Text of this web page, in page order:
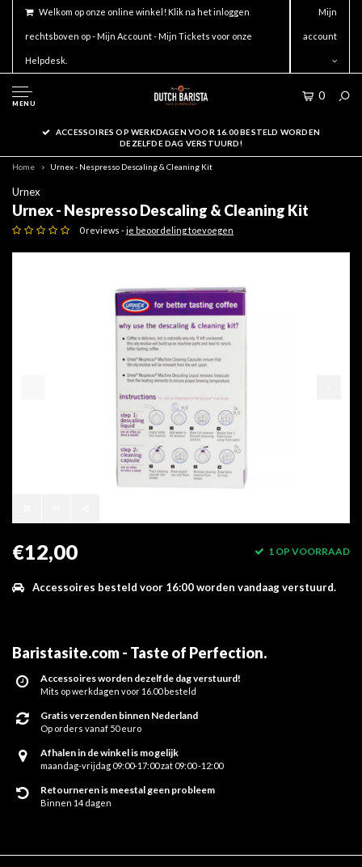
Welkom op onze online winkel! Klik na het inloggen
rechtsboven op - Mijn Account - Mijn Tickets voor onze
Helpdesk.
Mijn
account
MENU
0
ACCESSOIRES OP WERKDAGEN VOOR 16.00 BESTELD WORDEN
DEZELFDE DAG VERSTUURD!
Home Urnex - Nespresso Descaling & Cleaning Kit
Urnex
Urnex - Nespresso Descaling & Cleaning Kit
0 reviews -je beoordeling toevoegen
€12,00 1 OP VOORRAAD
Accessoires besteld voor 16:00 worden vandaag verstuurd.
Baristasite.com - Taste of Perfection.
Accessoires worden dezelfde dag verstuurd!
Mits op werkdagen voor 16.00 besteld
Gratis verzenden binnen Nederland
Op orders vanaf 50 euro
Afhalen in de winkel is mogelijk
maandag-vrijdag 09:00-17:00 zat 09:00 -12:00
Retourneren is meestal geen probleem
Binnen 14 dagen